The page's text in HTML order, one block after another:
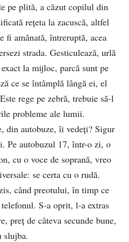
pe plită, a căzut copilul din
reţeta la zacuscă, altfel
fi amânată, întreruptă, acea
strada. Gesticulează, urlă
la mijloc, parcă sunt pe
ce se întâmplă lângă ei, el
rege pe zebră, trebuie să-l
probleme ale lumii.
din autobuze, îi vedeţi? Sigur
Pe autobuzul 17, într-o zi, o
cu o voce de soprană, vreo
se certa cu o rudă.
când preotului, în timp ce
S-a oprit, l-a extras
preţ de câteva secunde bune,
slujba.